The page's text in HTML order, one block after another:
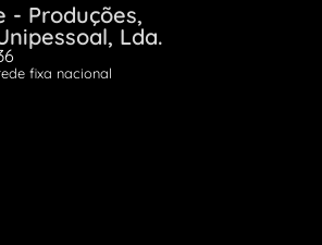
- Produções,
Lda.
fixa nacional